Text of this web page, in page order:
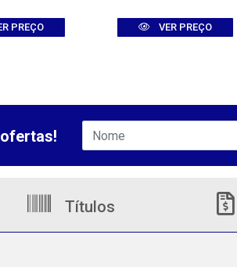
PREÇO VER PREÇO
Títulos